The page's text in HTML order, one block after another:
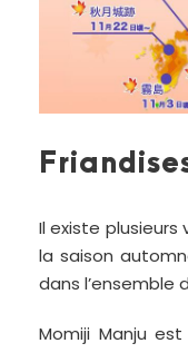
Il existe
la saison
dans l’ensemble
Momiji Manju